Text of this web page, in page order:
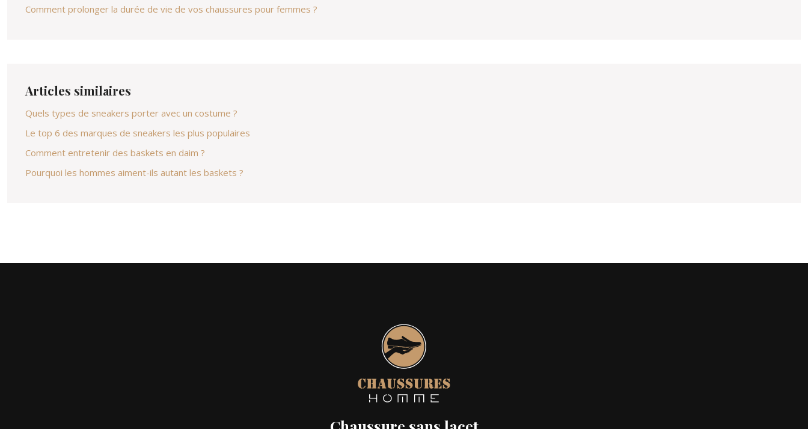
Comment prolonger la durée de vie de vos chaussures pour femmes ?
Articles similaires
Quels types de sneakers porter avec un costume ?
Le top 6 des marques de sneakers les plus populaires
Comment entretenir des baskets en daim ?
Pourquoi les hommes aiment-ils autant les baskets ?